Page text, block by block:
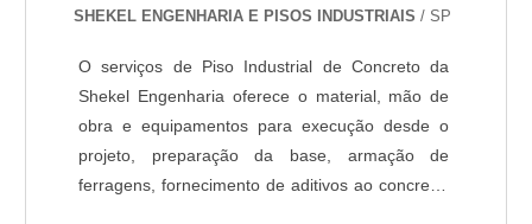
Condutivo em Epóxi - Piso Antiderrapante em
SHEKEL ENGENHARIA E PISOS INDUSTRIAIS / SP
O serviços de Piso Industrial de Concreto da
Shekel Engenharia oferece o material, mão de
obra e equipamentos para execução desde o
projeto, preparação da base, armação de
ferragens, fornecimento de aditivos ao concreto,